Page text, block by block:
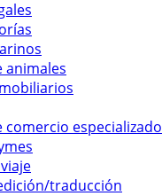
animales
comercio especializado
traducción